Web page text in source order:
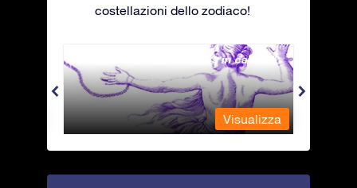
costellazioni dello zodiaco!
Andromeda - La fanciulla in catene
Visualizza